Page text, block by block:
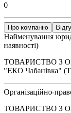
0
Про компанію
Найменування
наявності)
ТОВАРИСТВО З
"ЕКО Чабанівка"
Організаційно-
ТОВАРИСТВО З